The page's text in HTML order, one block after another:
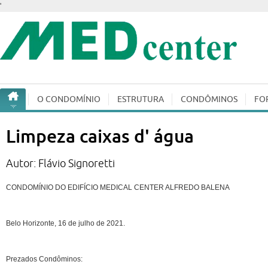
'
O CONDOMÍ­NIO ESTRUTURA CONDÔMINOS
Limpeza caixas d' água
Autor: Flávio Signoretti
CONDOMÍNIO DO EDIFÍCIO MEDICAL CENTER ALFREDO BALENA
Belo Horizonte, 16 de julho de 2021.
Prezados Condôminos: